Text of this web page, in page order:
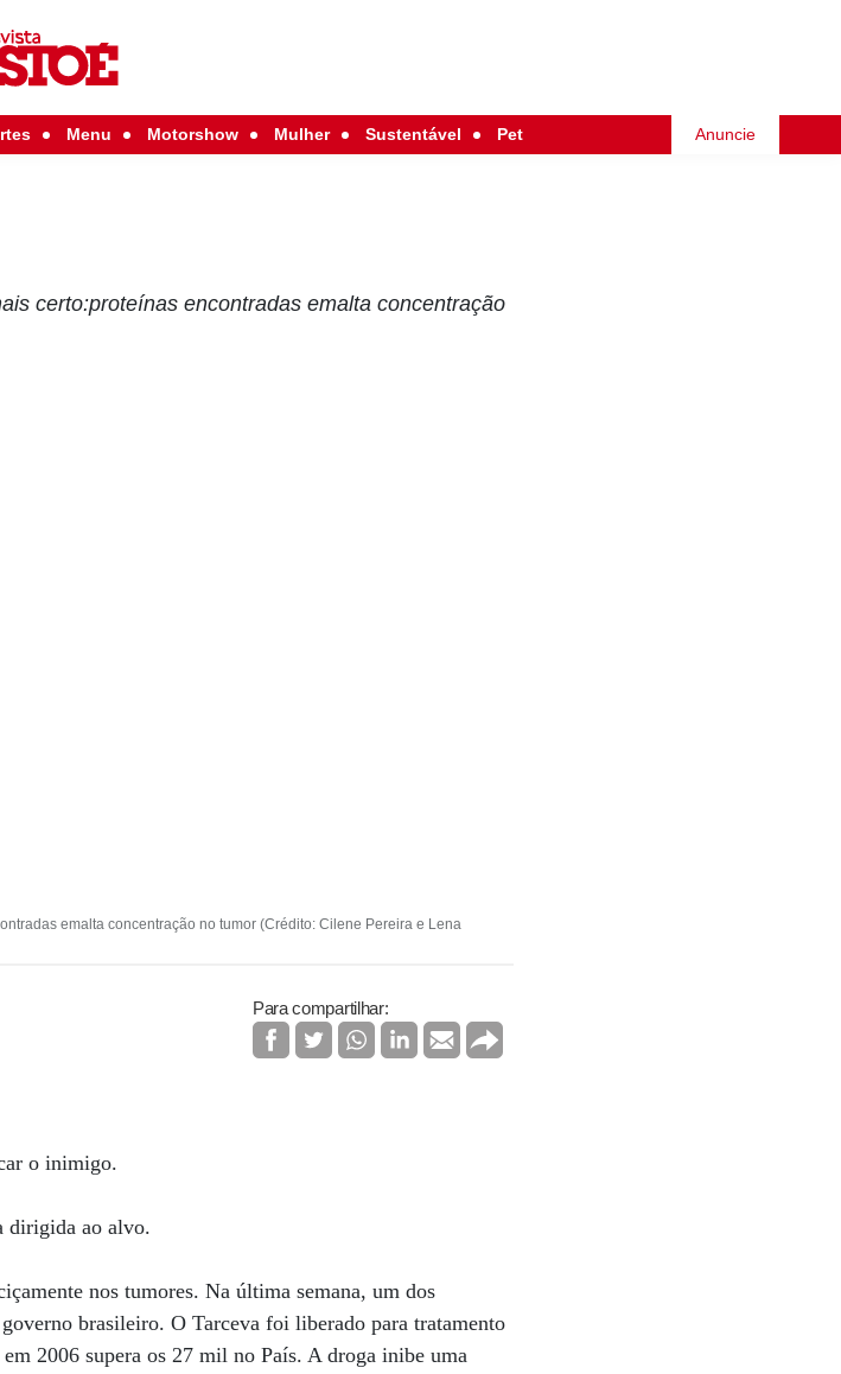
Menu Motorshow Mulher Sustentável Pet Anuncie
certo:proteínas encontradas emalta concentração
emalta concentração no tumor (Crédito: Cilene Pereira e Lena
Para compartilhar:
o inimigo.
dirigida ao alvo.
nos tumores. Na última semana, um dos
brasileiro. O Tarceva foi liberado para tratamento
2006 supera os 27 mil no País. A droga inibe uma